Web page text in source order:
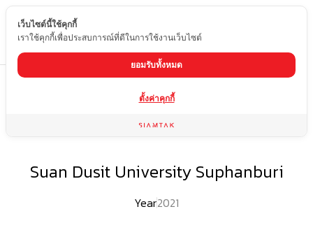
TH
Suan Dusit University Suphanburi
Suan Dusit University Suphanburi
Year2021
เว็บไซต์นี้ใช้คุกกี้
เราใช้คุกกี้เพื่อประสบการณ์ที่ดีในการใช้งานเว็บไซต์
ยอมรับทั้งหมด
ตั้งค่าคุกกี้